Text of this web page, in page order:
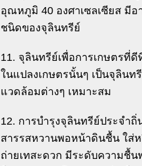
อุณหภูมิ 40 องศาเซลเซียส มี
ชนิดของจุลินทรีย์
11. จุลินทรีย์เพื่อการเกษตรที่
ในแปลงเกษตรนั้นๆ เป็นจุลิน
แวดล้อมต่างๆ เหมาะสม
12. การบำรุงจุลินทรีย์ประจำ
สารรสหวานพอหน้าดินชื้น ใส่
ถ่ายเทสะดวก มีระดับความชื้